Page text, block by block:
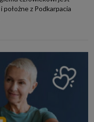
położne z Podkarpacia